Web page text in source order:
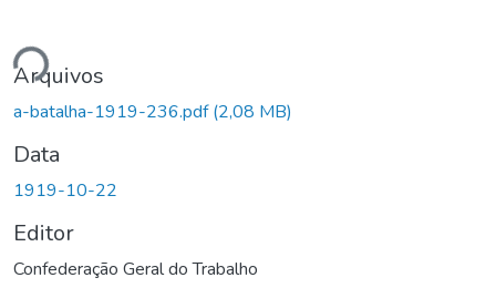
Arquivos
a-batalha-1919-236.pdf(2,08 MB)
Data
1919-10-22
Editor
Confederação Geral do Trabalho